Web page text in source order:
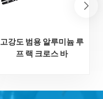
고강도 범용 알루미늄 루
프 랙 크로스 바